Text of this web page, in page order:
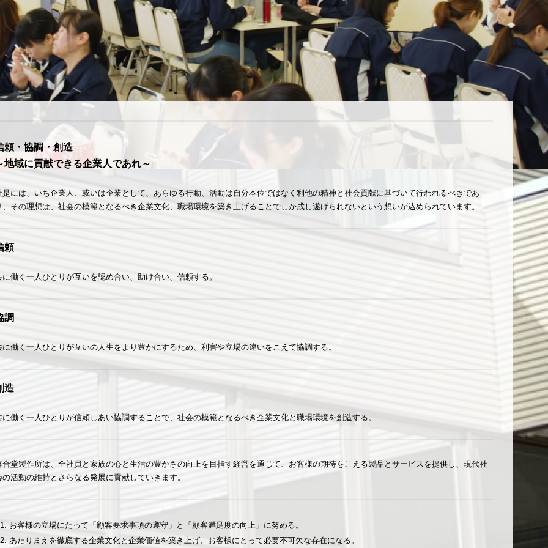
頼・協調・創造
地域に貢献できる企業人であれ～
是には、いち企業人、或いは企業として、あらゆる行動、活動は自分本位ではなく利他の精神と社会貢献に基づいて行われるべきであ
、その理想は、社会の模範となるべき企業文化、職場環境を築き上げることでしか成し遂げられないという想いが込められています。
頼
に働く一人ひとりが互いを認め合い、助け合い、信頼する。
調
に働く一人ひとりが互いの人生をより豊かにするため、利害や立場の違いをこえて協調する。
造
に働く一人ひとりが信頼しあい協調することで、社会の模範となるべき企業文化と職場環境を創造する。
合堂製作所は、全社員と家族の心と生活の豊かさの向上を目指す経営を通じて、お客様の期待をこえる製品とサービスを提供し、現代社
の活動の維持とさらなる発展に貢献していきます。
お客様の立場にたって「顧客要求事項の遵守」と「顧客満足度の向上」に努める。
あたりまえを徹底する企業文化と企業価値を築き上げ、お客様にとって必要不可欠な存在になる。